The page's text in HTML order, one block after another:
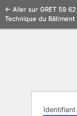
Se
connecter
Identifiant
← Aller sur GRET 59
Technique du Bâtiment